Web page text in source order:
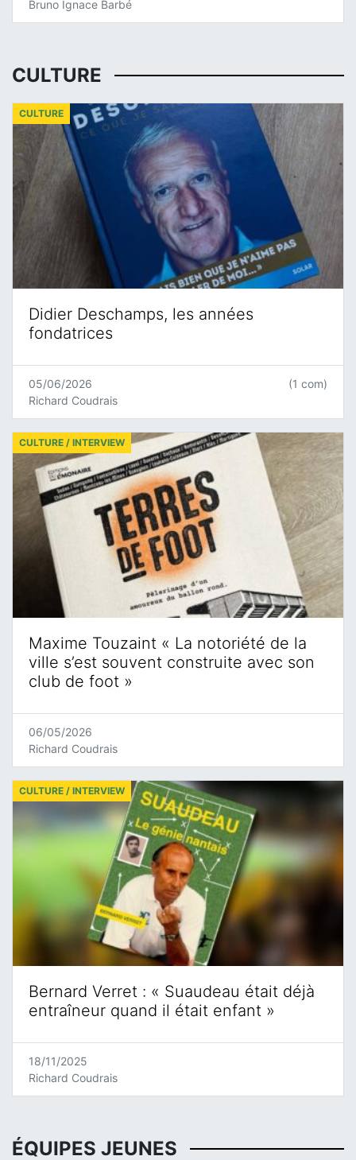
Bruno Ignace Barbé
CULTURE
Didier Deschamps, les années
fondatrices
CULTURE
05/06/2026
Richard Coudrais
(1 com)
Maxime Touzaint « La notoriété de la
ville s’est souvent construite avec son
club de foot »
CULTURE / INTERVIEW
06/05/2026
Richard Coudrais
Bernard Verret : « Suaudeau était déjà
entraîneur quand il était enfant »
CULTURE / INTERVIEW
18/11/2025
Richard Coudrais
ÉQUIPES JEUNES